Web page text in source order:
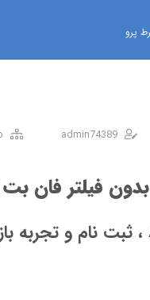
پرو
admin74389
فیلتر فان
ثبت نام و تجربه